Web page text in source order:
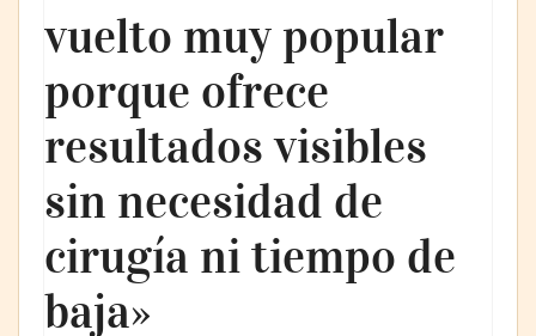
vuelto muy popular
porque ofrece
resultados visibles
sin necesidad de
cirugía ni tiempo de
baja»